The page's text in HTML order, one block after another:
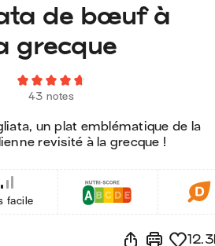
de bœuf à
grecque
43 notes
un plat emblématique de la
revisité à la grecque !
facile